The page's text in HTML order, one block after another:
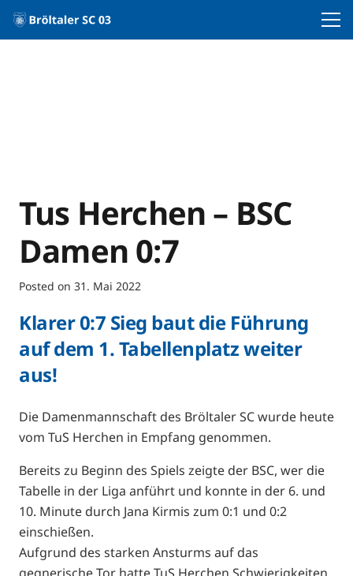
Tus Herchen – BSC
Damen 0:7
Posted on 31. Mai 2022
Klarer 0:7 Sieg baut die Führung
auf dem 1. Tabellenplatz weiter
aus!
Die Damenmannschaft des Bröltaler SC wurde heute
vom TuS Herchen in Empfang genommen.
Bereits zu Beginn des Spiels zeigte der BSC, wer die
Tabelle in der Liga anführt und konnte in der 6. und
10. Minute durch Jana Kirmis zum 0:1 und 0:2
einschießen.
Aufgrund des starken Ansturms auf das
gegnerische Tor hatte TuS Herchen Schwierigkeiten